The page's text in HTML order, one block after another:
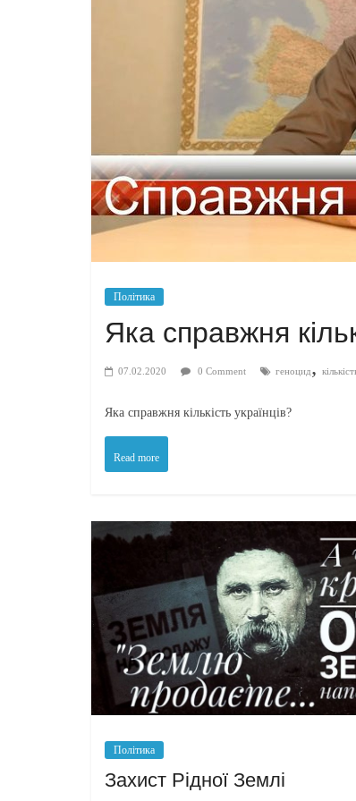
Політика
Яка справжня
07.02.2020 0 Comment геноцид,
Яка справжня кількість українців?
Read more
Політика
Захист Рідної Землі